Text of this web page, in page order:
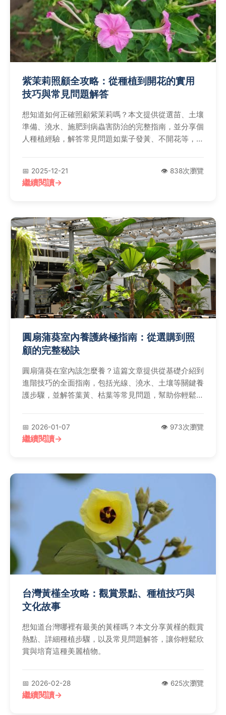
紫茉莉照顧全攻略：從種植到開花的實用
技巧與常見問題解答
想知道如何正確照顧紫茉莉嗎？本文提供從選苗、土壤
準備、澆水、施肥到病蟲害防治的完整指南，並分享個
人種植經驗，解答常見問題如葉子發黃、不開花等，幫
📅 2025-12-21 👁️ 838次瀏覽
繼續閱讀
圓扇蒲葵室內養護終極指南：從選購到照
顧的完整秘訣
圓扇蒲葵在室內該怎麼養？這篇文章提供從基礎介紹到
進階技巧的全面指南，包括光線、澆水、土壤等關鍵養
護步驟，並解答葉黃、枯葉等常見問題，幫助你輕鬆打
📅 2026-01-07 👁️ 973次瀏覽
繼續閱讀
台灣黃槿全攻略：觀賞景點、種植技巧與
文化故事
想知道台灣哪裡有最美的黃槿嗎？本文分享黃槿的觀賞
熱點、詳細種植步驟，以及常見問題解答，讓你輕鬆欣
賞與培育這種美麗植物。
📅 2026-02-28 👁️ 625次瀏覽
繼續閱讀